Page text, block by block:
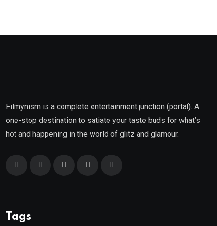
Filmynism is a complete entertainment junction (portal). A
one-stop destination to satiate your taste buds for what’s
hot and happening in the world of glitz and glamour.
Tags